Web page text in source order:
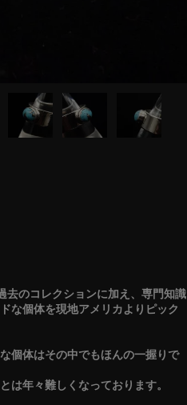
去のコレクションに加え、専門知識
な個体を現地アメリカよりピック
個体はその中でもほんの一握りで
は年々難しくなっております。